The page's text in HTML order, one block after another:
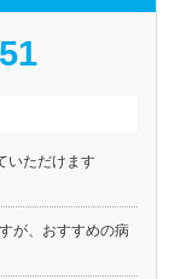
いただけます
が、おすすめの病